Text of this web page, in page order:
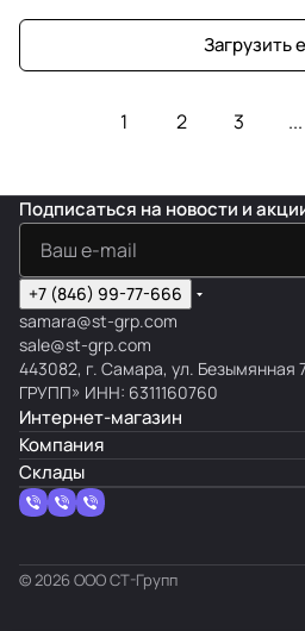
Загрузить
1 2 3 ...
Подписаться на новости и
+7 (846) 99-77-666
samara@st-grp.com
sale@st-grp.com
443082, г. Самара, ул. Безымянная
ГРУПП» ИНН: 6311160760
Интернет-магазин
Компания
Склады
© 2026 ООО СТ-Групп